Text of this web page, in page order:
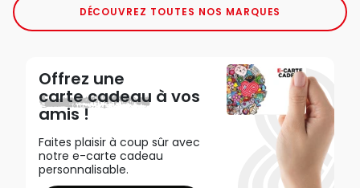
DÉCOUVREZ TOUTES NOS MARQUES
Offrez une
carte cadeau à vos
amis !
Faites plaisir à coup sûr avec
notre e-carte cadeau
personnalisable.